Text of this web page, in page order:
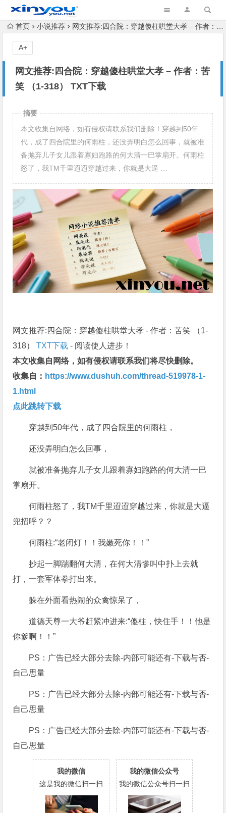
首页 小说推荐 网文推荐:四合院：穿越傻柱哄堂大孝 – 作者：苦笑 （1-318） TXT下载
网文推荐:四合院：穿越傻柱哄堂大孝 – 作者：苦
笑 （1-318） TXT下载
A+
摘要
本文收集自网络，如有侵权请联系我们删除！穿越到50年
代，成了四合院里的何雨柱，还没弄明白怎么回事，就被准
备抛弃儿子女儿跟着寡妇跑路的何大清一巴掌扇开。何雨柱
怒了，我TM千里迢迢穿越过来，你就是大逼 …
网文推荐:四合院：穿越傻柱哄堂大孝 - 作者：苦笑 （1-
318）TXT下载 - 阅读使人进步！
本文收集自网络，如有侵权请联系我们将尽快删除。
收集自： https://www.dushuh.com/thread-519978-1-
1.html
点此跳转下载
穿越到50年代，成了四合院里的何雨柱，
还没弄明白怎么回事，
就被准备抛弃儿子女儿跟着寡妇跑路的何大清一巴
掌扇开。
何雨柱怒了，我TM千里迢迢穿越过来，你就是大逼
兜招呼？？
何雨柱:“老闭灯！！我嫩死你！！”
抄起一脚踹翻何大清，在何大清惨叫中扑上去就
打，一套军体拳打出来。
躲在外面看热闹的众禽惊呆了，
道德天尊一大爷赶紧冲进来:“傻柱，快住手！！他是
你爹啊！！”
PS：广告已经大部分去除-内部可能还有-下载与否-
自己思量
PS：广告已经大部分去除-内部可能还有-下载与否-
自己思量
PS：广告已经大部分去除-内部可能还有-下载与否-
自己思量
我的微信
这是我的微信扫一扫
我的微信公众号
我的微信公众号扫一扫